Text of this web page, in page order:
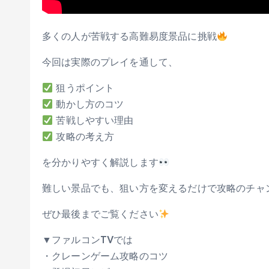
多くの人が苦戦する高難易度景品に挑戦
今回は実際のプレイを通して、
狙うポイント
動かし方のコツ
苦戦しやすい理由
攻略の考え方
を分かりやすく解説します
難しい景品でも、狙い方を変えるだけで攻略のチャ
ぜひ最後までご覧ください
▼ファルコンTVでは
・クレーンゲーム攻略のコツ